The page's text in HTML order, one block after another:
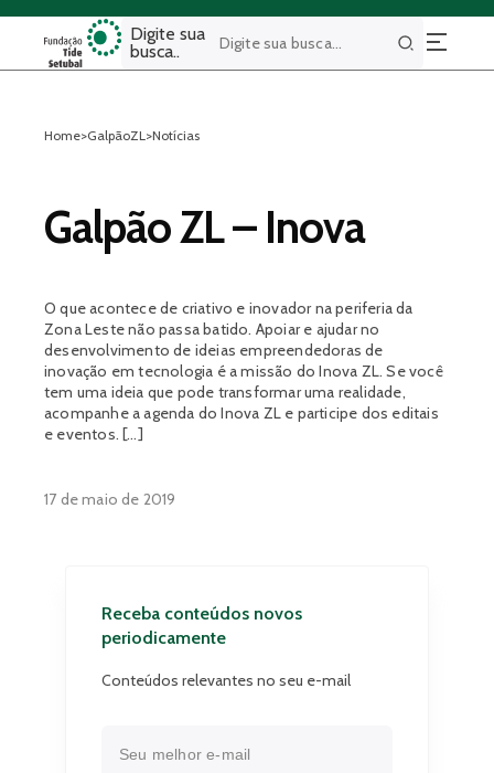
Digite sua
busca..
Buscar
Home>GalpãoZL>Notícias
Galpão ZL – Inova
O que acontece de criativo e inovador na periferia da
Zona Leste não passa batido. Apoiar e ajudar no
desenvolvimento de ideias empreendedoras de
inovação em tecnologia é a missão do Inova ZL. Se você
tem uma ideia que pode transformar uma realidade,
acompanhe a agenda do Inova ZL e participe dos editais
e eventos. […]
17 de maio de 2019
Receba conteúdos novos
periodicamente
Conteúdos relevantes no seu e-mail